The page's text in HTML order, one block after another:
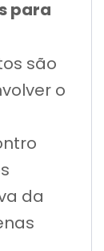
para
são
o
da